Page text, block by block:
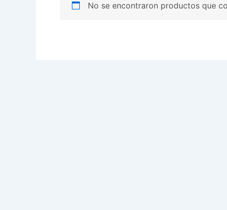
No se encontraron productos que